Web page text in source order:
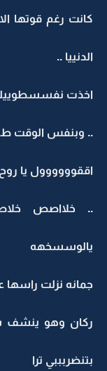
كانت رغم قوتها
الدنييا ..
اخذت
.. وبنفس الوقت
اققوووووول يا
.. خلااصص
يالوسسخهه
جمانه نزلت راسها
ركان وهو ينشف
بتنضربببي ترا